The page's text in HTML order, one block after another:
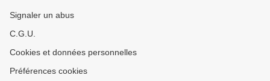
Signaler un abus
C.G.U.
Cookies et données personnelles
Préférences cookies